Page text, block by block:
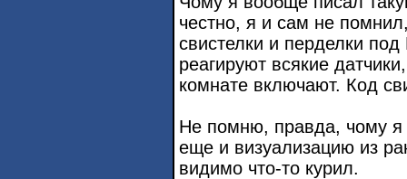
честно, я и сам не
свистелки и перделки
реагируют всякие
комнате включают. Код
Не помню, правда, чому
еще и визуализацию из
видимо что-то курил.